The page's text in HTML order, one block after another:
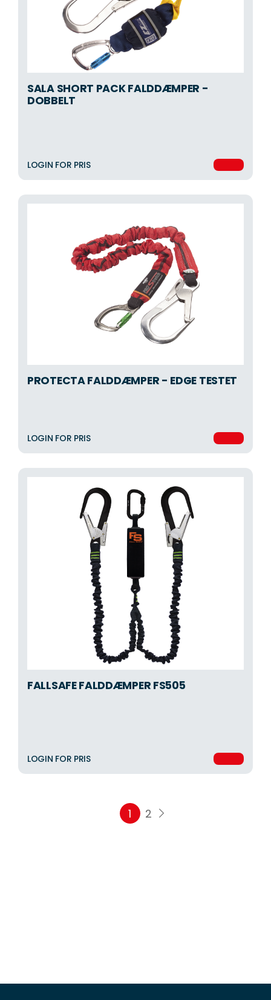
SALA SHORT PACK FALDDÆMPER -
DOBBELT
LOGIN FOR PRIS
PROTECTA FALDDÆMPER - EDGE TESTET
LOGIN FOR PRIS
FALLSAFE FALDDÆMPER FS505
LOGIN FOR PRIS
1 2